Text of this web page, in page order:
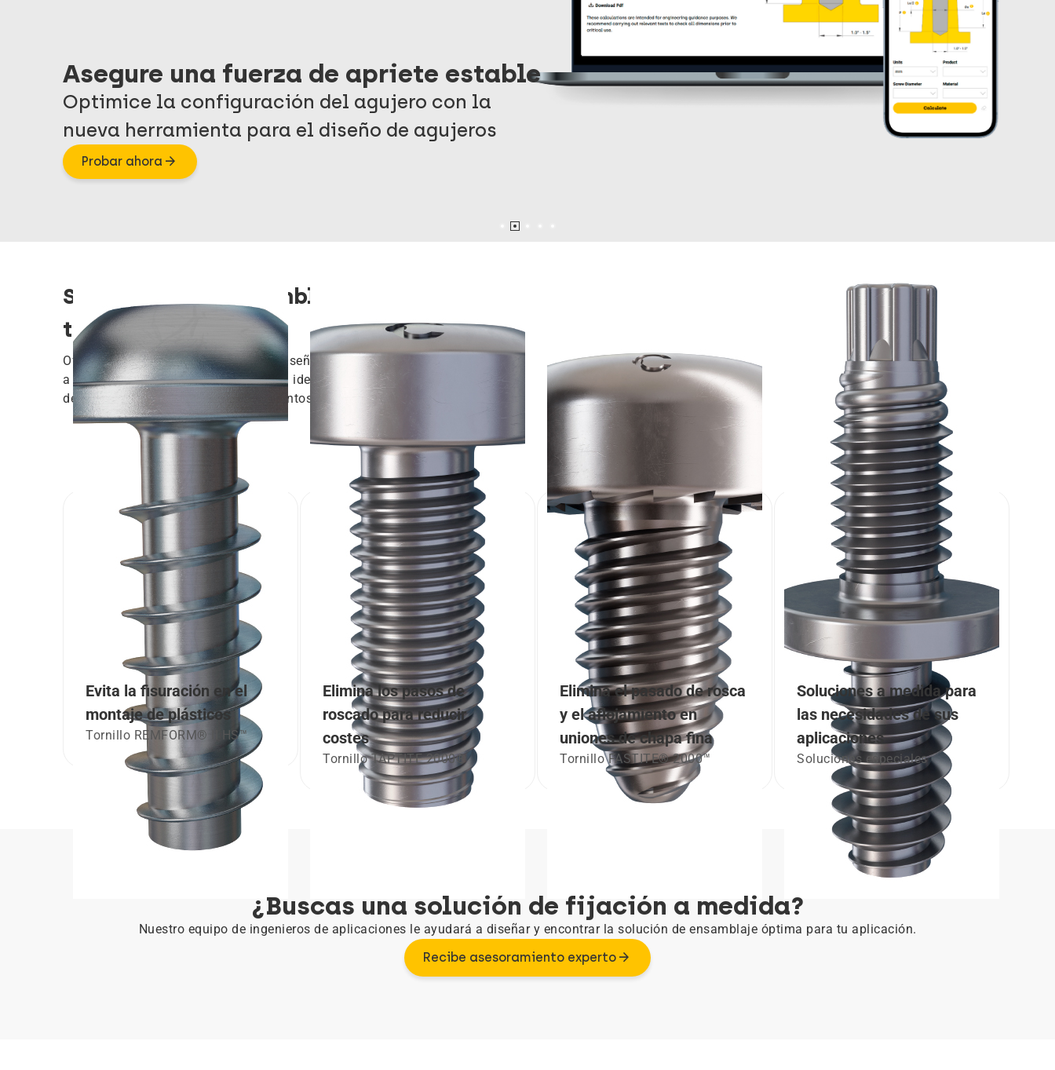
Asegure una fuerza de apriete estable
Optimice la configuración del agujero con la
nueva herramienta para el diseño de agujeros
Probar ahora arrow_forward
Soluciones de ensamblaje que ahorran
tiempo y costes
Ofrecemos soporte desde la fase de diseño hasta la producción, ayudándoos
a resolver problemas de ensamblaje, a identificar oportunidades de ahorro
de costes y a implementar procedimientos de mejora continua.
Evita la fisuración en el
montaje de plásticos
Tornillo REMFORM® II HS™
Elimina los pasos de
roscado para reducir
costes
Tornillo TAPTITE 2000®
Elimina el pasado de rosca
y el aflojamiento en
uniones de chapa fina
Tornillo FASTITE® 2000™
Soluciones a medida para
las necesidades de sus
aplicaciones
Soluciones especiales
¿Buscas una solución de fijación a medida?
Nuestro equipo de ingenieros de aplicaciones le ayudará a diseñar y encontrar la solución de ensamblaje óptima para tu aplicación.
Recibe asesoramiento experto